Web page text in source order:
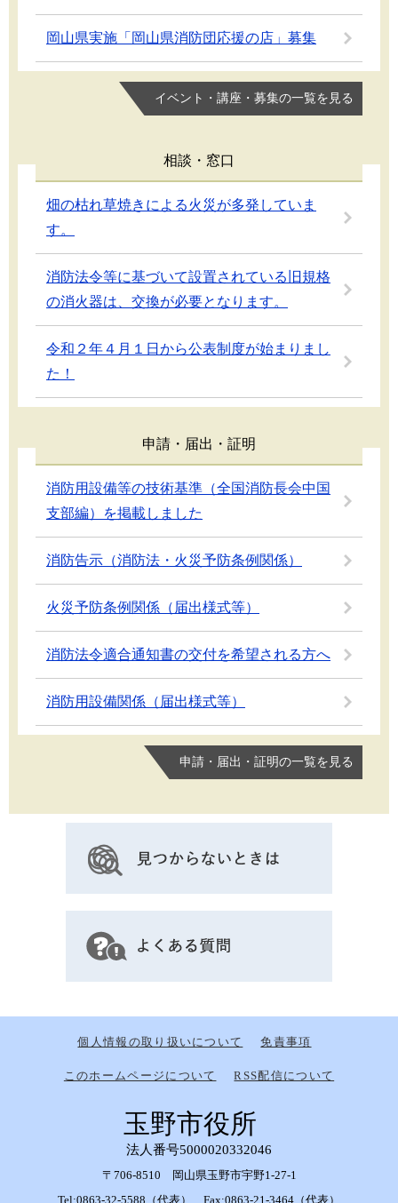
岡山県実施「岡山県消防団応援の店」募集
イベント・講座・募集の一覧を見る
相談・窓口
畑の枯れ草焼きによる火災が多発していま
す。
消防法令等に基づいて設置されている旧規格
の消火器は、交換が必要となります。
令和２年４月１日から公表制度が始まりまし
た！
申請・届出・証明
消防用設備等の技術基準（全国消防長会中国
支部編）を掲載しました
消防告示（消防法・火災予防条例関係）
火災予防条例関係（届出様式等）
消防法令適合通知書の交付を希望される方へ
消防用設備関係（届出様式等）
申請・届出・証明の一覧を見る
個人情報の取り扱いについて 免責事項
このホームページについて RSS配信について
玉野市役所
法人番号5000020332046
〒706-8510 岡山県玉野市宇野1-27-1
Tel:0863-32-5588（代表） Fax:0863-21-3464（代表）